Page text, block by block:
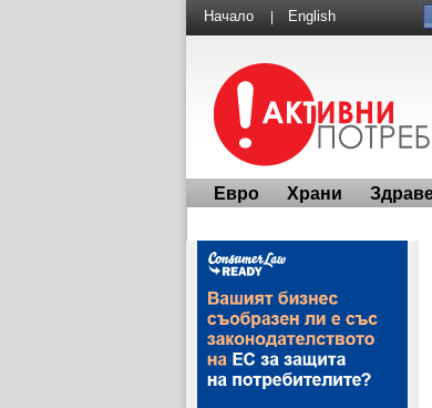
Начало English
Евро Храни